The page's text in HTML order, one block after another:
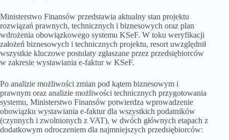
Ministerstwo Finansów przedstawia aktualny stan projektu
rozwiązań prawnych, technicznych i biznesowych oraz plan
wdrożenia obowiązkowego systemu KSeF. W toku weryfikacji
założeń biznesowych i technicznych projektu, resort uwzględnił
wszystkie kluczowe postulaty zgłaszane przez przedsiębiorców
w zakresie wystawiania e-faktur w KSeF.
Po analizie możliwości zmian pod kątem biznesowym i
prawnym oraz analizie możliwości technicznych przygotowania
systemu, Ministerstwo Finansów potwierdza wprowadzenie
obowiązku wystawiania e-faktur dla wszystkich podatników
(czynnych i zwolnionych z VAT), w dwóch głównych etapach z
dodatkowym odroczeniem dla najmniejszych przedsiębiorców: